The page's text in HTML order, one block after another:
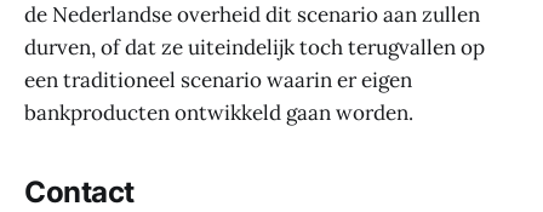
de Nederlandse overheid dit scenario aan zullen
durven, of dat ze uiteindelijk toch terugvallen op
een traditioneel scenario waarin er eigen
bankproducten ontwikkeld gaan worden.
Contact